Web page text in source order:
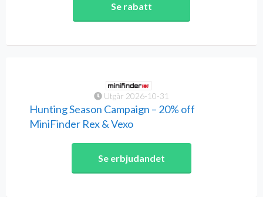
Se rabatt
Utgår 2026-10-31
Hunting Season Campaign – 20% off
MiniFinder Rex & Vexo
Se erbjudandet